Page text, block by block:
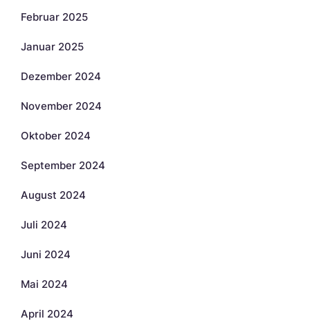
Februar 2025
Januar 2025
Dezember 2024
November 2024
Oktober 2024
September 2024
August 2024
Juli 2024
Juni 2024
Mai 2024
April 2024